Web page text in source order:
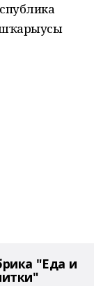
"Еда и